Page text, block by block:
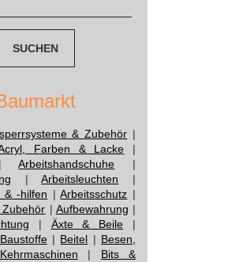
& Zubehör |
Farben & Lacke |
Arbeitshandschuhe |
|Arbeitsleuchten |
& -hilfen |Arbeitsschutz |
| Aufbewahrung |
| Äxte & Beile |
Baustoffe| Beitel | Besen,
| Bits &